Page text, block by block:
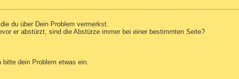
du über Dein Problem vermerkst.
er abstürzt, sind die Abstürze immer bei einer bestimmten Seite?
bitte dein Problem etwas ein.